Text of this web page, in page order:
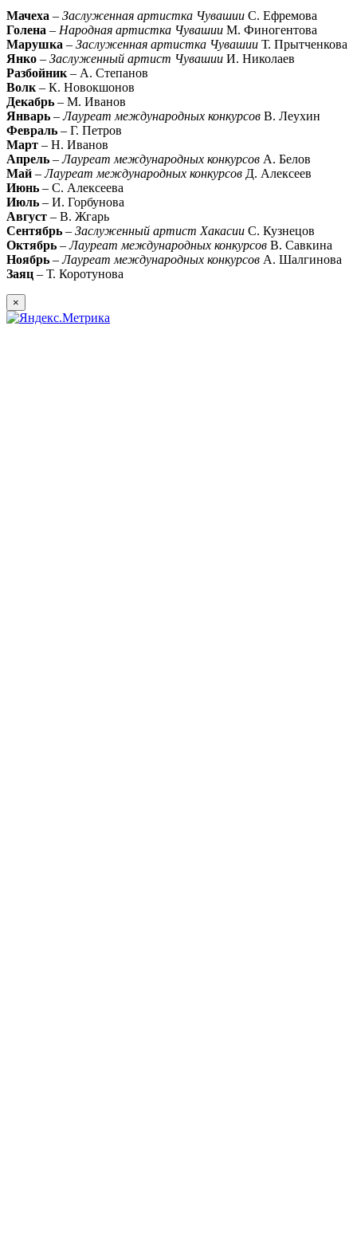
Мачеха – Заслуженная артистка Чувашии С. Ефремова
Голена – Народная артистка Чувашии М. Финогентова
Марушка – Заслуженная артистка Чувашии Т. Прытченкова
Янко – Заслуженный артист Чувашии И. Николаев
Разбойник – А. Степанов
Волк – К. Новокшонов
Декабрь – М. Иванов
Январь –Лауреат международных конкурсов В. Леухин
Февраль – Г. Петров
Март – Н. Иванов
Апрель –Лауреат международных конкурсов А. Белов
Май –Лауреат международных конкурсов Д. Алексеев
Июнь – С. Алексеева
Июль – И. Горбунова
Август – В. Жгарь
Сентябрь – Заслуженный артист Хакасии С. Кузнецов
Октябрь –Лауреат международных конкурсов В. Савкина
Ноябрь –Лауреат международных конкурсов А. Шалгинова
Заяц – Т. Коротунова
×